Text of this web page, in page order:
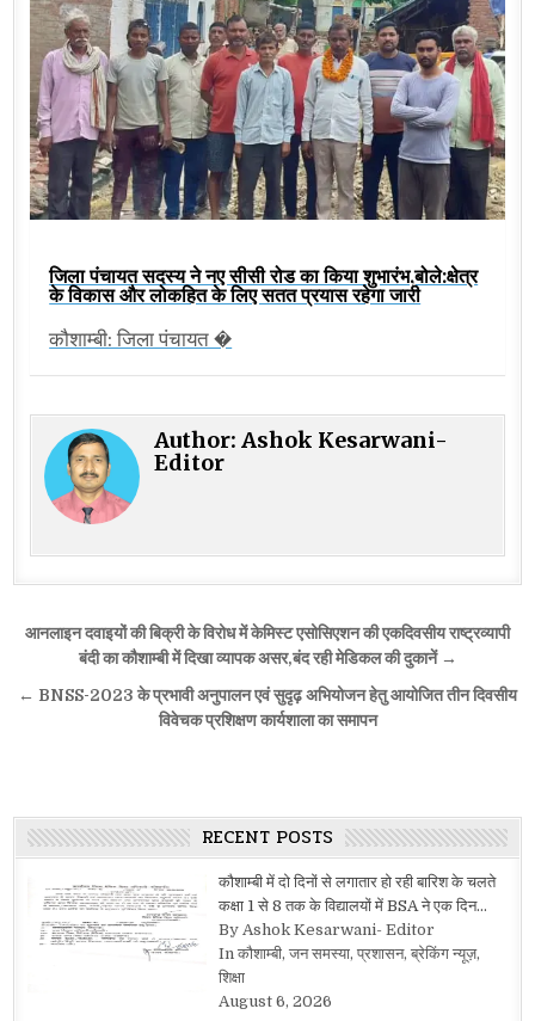
जिला पंचायत सदस्य ने नए सीसी रोड का किया शुभारंभ,बोले:क्षेत्र
के विकास और लोकहित के लिए सतत प्रयास रहेगा जारी
कौशाम्बी: जिला पंचायत �
Author:Ashok Kesarwani-
Editor
Post
navigation
आनलाइन दवाइयों की बिक्री के विरोध में केमिस्ट एसोसिएशन की एकदिवसीय राष्ट्रव्यापी
बंदी का कौशाम्बी में दिखा व्यापक असर,बंद रही मेडिकल की दुकानें →
← BNSS-2023 के प्रभावी अनुपालन एवं सुदृढ़ अभियोजन हेतु आयोजित तीन दिवसीय
विवेचक प्रशिक्षण कार्यशाला का समापन
RECENT POSTS
कौशाम्बी में दो दिनों से लगातार हो रही बारिश के चलते
कक्षा 1 से 8 तक के विद्यालयों में BSA ने एक दिन…
By Ashok Kesarwani- Editor
In कौशाम्बी, जन समस्या, प्रशासन, ब्रेकिंग न्यूज़,
शिक्षा
August 6, 2026